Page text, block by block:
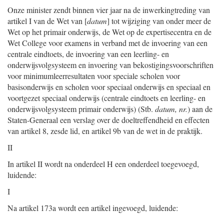
Onze minister zendt binnen vier jaar na de inwerkingtreding van
artikel I van de Wet van [datum] tot wijziging van onder meer de
Wet op het primair onderwijs, de Wet op de expertisecentra en de
Wet College voor examens in verband met de invoering van een
centrale eindtoets, de invoering van een leerling- en
onderwijsvolgsysteem en invoering van bekostigingsvoorschriften
voor minimumleerresultaten voor speciale scholen voor
basisonderwijs en scholen voor speciaal onderwijs en speciaal en
voortgezet speciaal onderwijs (centrale eindtoets en leerling- en
onderwijsvolgsysteem primair onderwijs) (Stb. datum, nr.) aan de
Staten-Generaal een verslag over de doeltreffendheid en effecten
van artikel 8, zesde lid, en artikel 9b van de wet in de praktijk.
II
In artikel II wordt na onderdeel H een onderdeel toegevoegd,
luidende:
I
Na artikel 173a wordt een artikel ingevoegd, luidende: